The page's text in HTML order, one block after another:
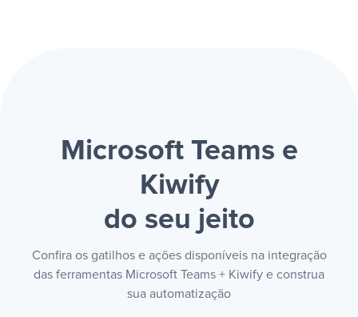
Microsoft Teams e
Kiwify
do seu jeito
Confira os gatilhos e ações disponíveis na integração
das ferramentas Microsoft Teams + Kiwify e construa
sua automatização